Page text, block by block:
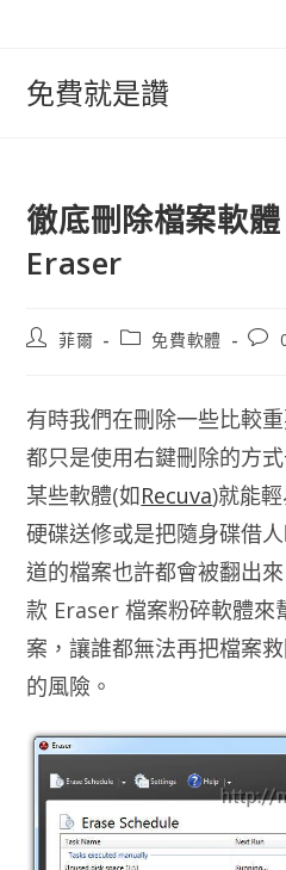
免費就是讚
徹底刪除檔案軟
Eraser
文
者:
菲爾
文
別:
免費軟體
文
論：
有時我們在刪除一些比較
都只是使用右鍵刪除的方
某些軟體(如Recuva)就能
硬碟送修或是把隨身碟借
道的檔案也許都會被翻出
款 Eraser 檔案粉碎軟體來
案，讓誰都無法再把檔案
的風險。